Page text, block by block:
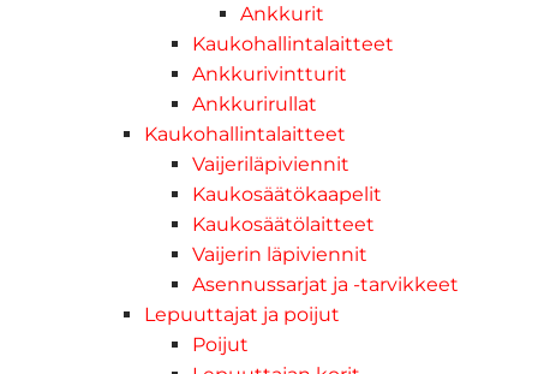
Ankkurit
Kaukohallintalaitteet
Ankkurivintturit
Ankkurirullat
Kaukohallintalaitteet
Vaijeriläpiviennit
Kaukosäätökaapelit
Kaukosäätölaitteet
Vaijerin läpiviennit
Asennussarjat ja -tarvikkeet
Lepuuttajat ja poijut
Poijut